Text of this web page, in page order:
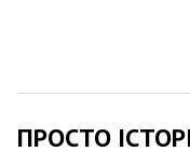
ПРОСТО